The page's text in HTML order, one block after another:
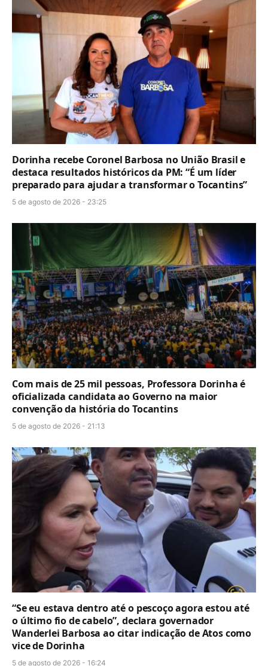
Dorinha recebe Coronel Barbosa no União Brasil e
destaca resultados históricos da PM: “É um líder
preparado para ajudar a transformar o Tocantins”
5 de agosto de 2026 - 23:25
Com mais de 25 mil pessoas, Professora Dorinha é
oficializada candidata ao Governo na maior
convenção da história do Tocantins
5 de agosto de 2026 - 21:13
“Se eu estava dentro até o pescoço agora estou até
o último fio de cabelo”, declara governador
Wanderlei Barbosa ao citar indicação de Atos como
vice de Dorinha
5 de agosto de 2026 - 16:24